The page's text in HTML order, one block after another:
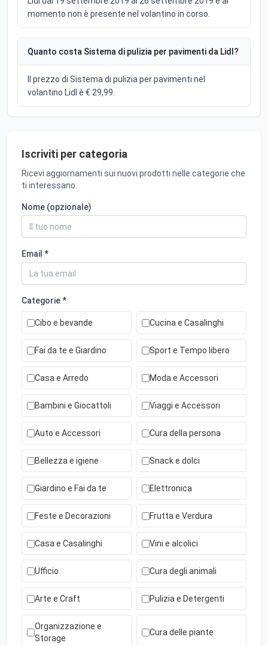
momento non è presente nel volantino in corso.
Quanto costa Sistema di pulizia per pavimenti da Lidl?
Il prezzo di Sistema di pulizia per pavimenti nel
volantino Lidl è € 29,99.
Iscriviti per categoria
Ricevi aggiornamenti sui nuovi prodotti nelle categorie che
ti interessano.
Nome (opzionale)
Email *
Categorie *
Cibo e bevande Cucina e Casalinghi
Fai da te e Giardino Sport e Tempo libero
Casa e Arredo Moda e Accessori
Bambini e Giocattoli Viaggi e Accessori
Auto e Accessori Cura della persona
Bellezza e igiene Snack e dolci
Giardino e Fai da te Elettronica
Feste e Decorazioni Frutta e Verdura
Casa e Casalinghi Vini e alcolici
Ufficio Cura degli animali
Arte e Craft Pulizia e Detergenti
Organizzazione e
Storage
Cura delle piante